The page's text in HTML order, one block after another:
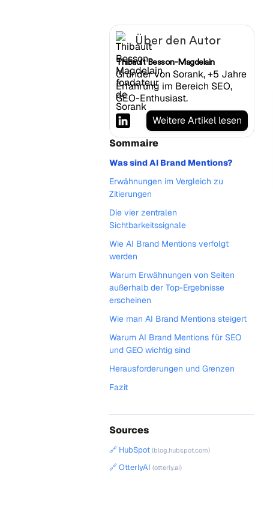
Über den Autor
Thibault Besson-Magdelain
Gründer von Sorank, +5 Jahre
Erfahrung im Bereich SEO,
GEO-Enthusiast.
Weitere Artikel lesen
Sommaire
Was sind AI Brand Mentions?
Erwähnungen im Vergleich zu
Zitierungen
Die vier zentralen
Sichtbarkeitssignale
Wie AI Brand Mentions verfolgt
werden
Warum Erwähnungen von Seiten
außerhalb der Top-Ergebnisse
erscheinen
Wie man AI Brand Mentions steigert
Warum AI Brand Mentions für SEO
und GEO wichtig sind
Herausforderungen und Grenzen
Fazit
Sources
🔗 HubSpot (blog.hubspot.com)
🔗 OtterlyAI (otterly.ai)